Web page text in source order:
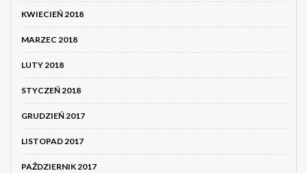
KWIECIEŃ 2018
MARZEC 2018
LUTY 2018
STYCZEŃ 2018
GRUDZIEŃ 2017
LISTOPAD 2017
PAŹDZIERNIK 2017